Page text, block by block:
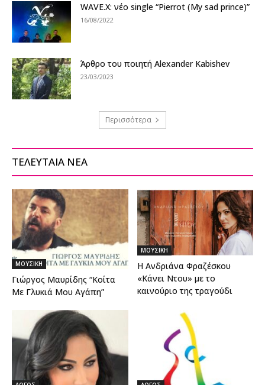
WAVE.X: νέο single “Pierrot (My sad prince)”
16/08/2022
Άρθρο του ποιητή Alexander Kabishev
23/03/2023
Περισσότερα
ΤΕΛΕΥΤΑΙΑ ΝΕΑ
ΜΟΥΣΙΚΗ
Γιώργος Μαυρίδης “Κοίτα
Με Γλυκιά Μου Αγάπη”
ΜΟΥΣΙΚΗ
Η Ανδριάνα Φραζέσκου
«Κάνει Ντου» με το
καινούριο της τραγούδι